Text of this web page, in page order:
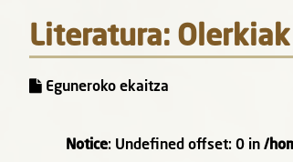
Literatura: Olerkiak
Eguneroko ekaitza
Notice: Undefined offset: 0 in /